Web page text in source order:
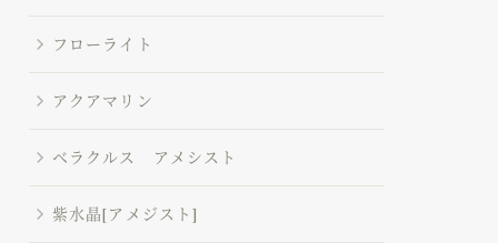
フローライト
アクアマリン
ベラクルス アメシスト
紫水晶[アメジスト]